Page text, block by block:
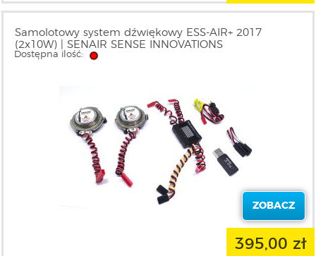
Samolotowy system dźwiękowy ESS-AIR+ 2017
(2x10W) | SENAIR SENSE INNOVATIONS
Dostępna ilość:
ZOBACZ
395,00 zł